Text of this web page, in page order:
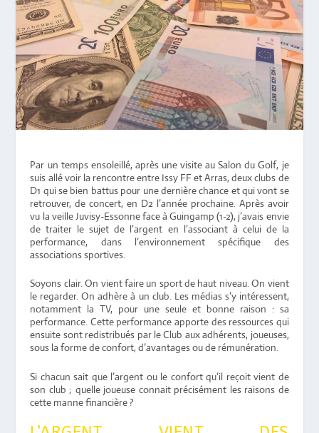
Par un temps ensoleillé, après une visite au Salon du Golf, je
suis allé voir la rencontre entre Issy FF et Arras, deux clubs de
D1 qui se bien battus pour une dernière chance et qui vont se
retrouver, de concert, en D2 l’année prochaine. Après avoir
vu la veille Juvisy-Essonne face à Guingamp (1-2), j’avais envie
de traiter le sujet de l’argent en l’associant à celui de la
performance, dans l’environnement spécifique des
associations sportives.
Soyons clair. On vient faire un sport de haut niveau. On vient
le regarder. On adhère à un club. Les médias s’y intéressent,
notamment la TV, pour une seule et bonne raison : sa
performance. Cette performance apporte des ressources qui
ensuite sont redistribués par le Club aux adhérents, joueuses,
sous la forme de confort, d’avantages ou de rémunération.
Si chacun sait que l’argent ou le confort qu’il reçoit vient de
son club ; quelle joueuse connait précisément les raisons de
cette manne financière ?